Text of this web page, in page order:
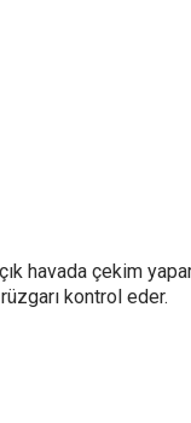
havada çekim
kontrol eder.